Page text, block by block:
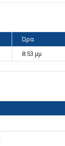
Ώρα
8:53 μμ